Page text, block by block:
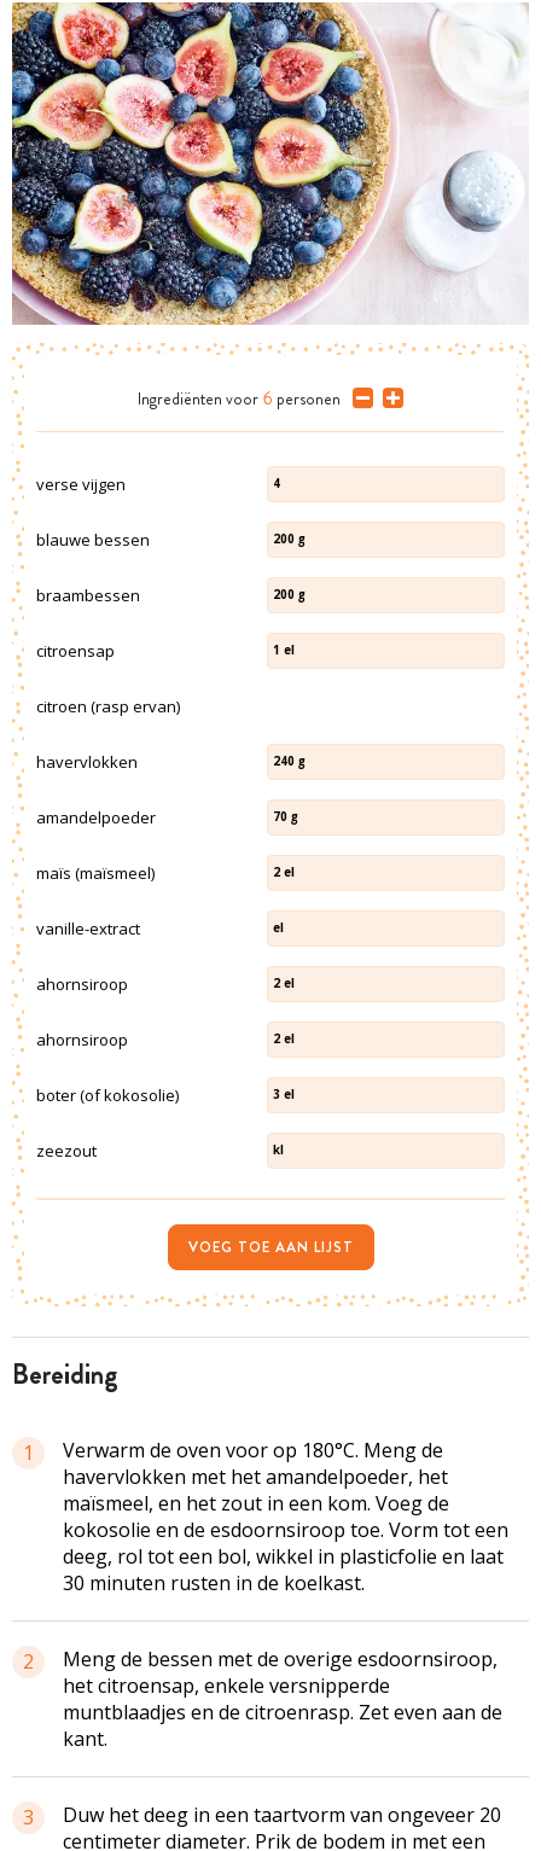
bereiding
1
Verwarm de oven voor op 180°C. Meng de
havervlokken met het amandelpoeder, het
maïsmeel, en het zout in een kom. Voeg de
kokosolie en de esdoornsiroop toe. Vorm tot een
deeg, rol tot een bol, wikkel in plasticfolie en laat
30 minuten rusten in de koelkast.
2
Meng de bessen met de overige esdoornsiroop,
het citroensap, enkele versnipperde
muntblaadjes en de citroenrasp. Zet even aan de
kant.
3
Duw het deeg in een taartvorm van ongeveer 20
centimeter diameter. Prik de bodem in met een
Ingrediënten voor 6 personen
verse vijgen 4
blauwe bessen 200 g
braambessen 200 g
citroensap 1 el
citroen (rasp ervan)
havervlokken 240 g
amandelpoeder 70 g
maïs (maïsmeel) 2 el
vanille-extract el
ahornsiroop 2 el
ahornsiroop 2 el
boter (of kokosolie) 3 el
zeezout kl
VOEG TOE AAN LIJST